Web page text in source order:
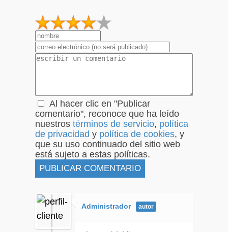
2
1
Al hacer clic en "Publicar
comentario", reconoce que ha leído
nuestros términos de servicio, política
de privacidad y política de cookies, y
que su uso continuado del sitio web
está sujeto a estas políticas.
Administrador